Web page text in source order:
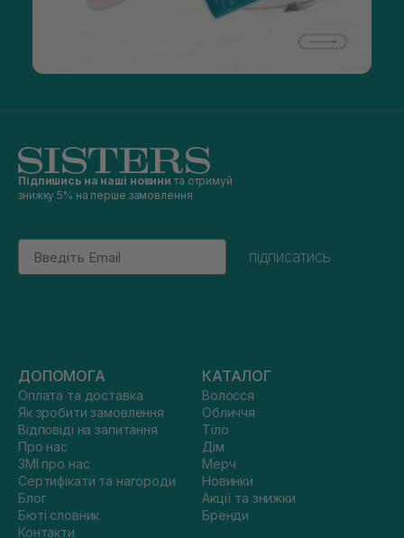
Підпишись на наші новини та отримуй
знижку 5% на перше замовлення
Email
підписатись
ДОПОМОГА
Оплата та доставка
Як зробити замовлення
Відповіді на запитання
Про нас
ЗМІ про нас
Сертифікати та нагороди
Блог
Бюті словник
Контакти
КАТАЛОГ
Волосся
Обличчя
Тіло
Дім
Мерч
Новинки
Акції та знижки
Бренди